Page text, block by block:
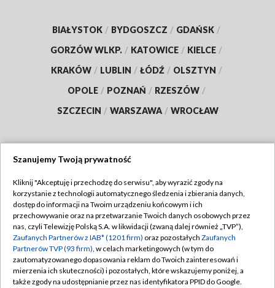
BIAŁYSTOK / BYDGOSZCZ / GDAŃSK /
GORZÓW WLKP. / KATOWICE / KIELCE /
KRAKÓW / LUBLIN / ŁÓDŹ / OLSZTYN /
OPOLE / POZNAŃ / RZESZÓW /
SZCZECIN / WARSZAWA / WROCŁAW
TVP
Abonament TVP
Emisja w TVP
Centrum informacji TVP
Naziemna Telewizja Cyfrowa
Regulamin TVP
Polityka prywatności
Moje zgody
Pomoc
Szanujemy Twoją prywatność
Kliknij "Akceptuję i przechodzę do serwisu", aby wyrazić zgody na
korzystanie z technologii automatycznego śledzenia i zbierania danych,
dostęp do informacji na Twoim urządzeniu końcowym i ich
przechowywanie oraz na przetwarzanie Twoich danych osobowych przez
nas, czyli Telewizję Polską S.A. w likwidacji (zwaną dalej również „TVP”),
Zaufanych Partnerów z IAB* (1201 firm) oraz pozostałych Zaufanych
Partnerów TVP (93 firm), w celach marketingowych (w tym do
zautomatyzowanego dopasowania reklam do Twoich zainteresowań i
mierzenia ich skuteczności) i pozostałych, które wskazujemy poniżej, a
także zgody na udostępnianie przez nas identyfikatora PPID do Google.